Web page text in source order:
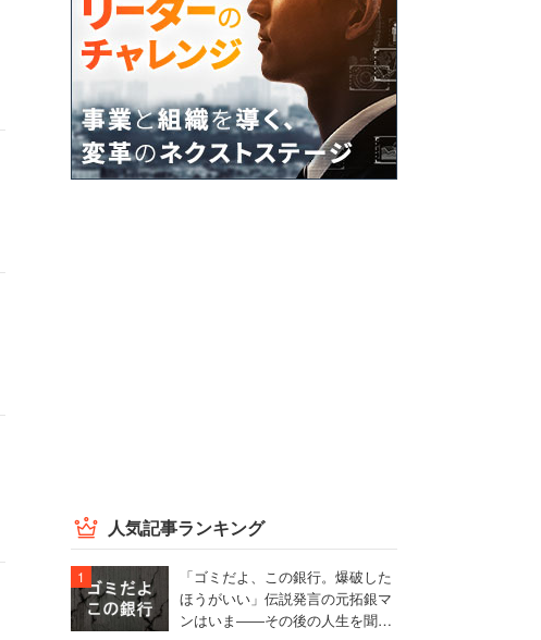
人気記事ランキング
「ゴミだよ、この銀行。爆破した
ほうがいい」伝説発言の元拓銀マ
ンはいま――その後の人生を聞い